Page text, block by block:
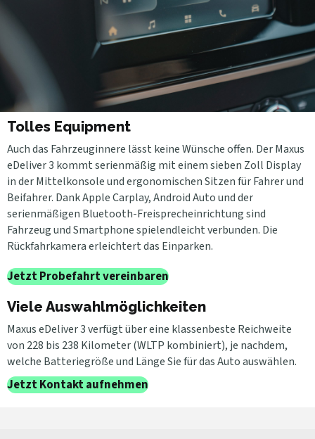
Tolles Equipment
Auch das Fahrzeuginnere lässt keine Wünsche offen. Der Maxus
eDeliver 3 kommt serienmäßig mit einem sieben Zoll Display
in der Mittelkonsole und ergonomischen Sitzen für Fahrer und
Beifahrer. Dank Apple Carplay, Android Auto und der
serienmäßigen Bluetooth-Freisprecheinrichtung sind
Fahrzeug und Smartphone spielendleicht verbunden. Die
Rückfahrkamera erleichtert das Einparken.
Jetzt Probefahrt vereinbaren
Viele Auswahlmöglichkeiten
Maxus eDeliver 3 verfügt über eine klassenbeste Reichweite
von 228 bis 238 Kilometer (WLTP kombiniert), je nachdem,
welche Batteriegröße und Länge Sie für das Auto auswählen.
Jetzt Kontakt aufnehmen